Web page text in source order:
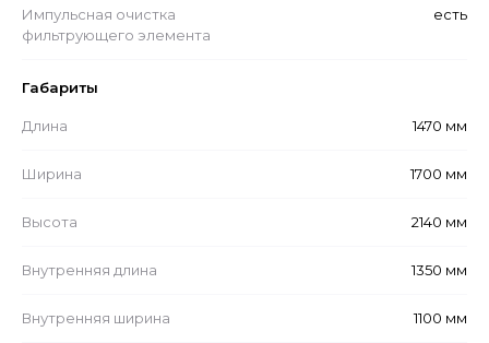
Импульсная очистка
фильтрующего элемента
есть
Габариты
Длина 1470 мм
Ширина 1700 мм
Высота 2140 мм
Внутренняя длина 1350 мм
Внутренняя ширина 1100 мм